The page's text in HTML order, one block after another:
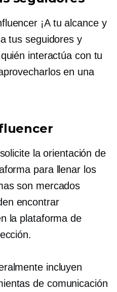
¡A tu alcance y
tus seguidores y
interactúa con tu
en una
la orientación de
para llenar los
son mercados
encontrar
la plataforma de
incluyen
de comunicación